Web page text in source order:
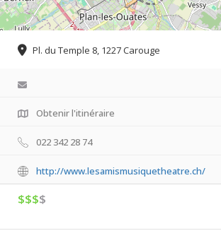
Pl. du Temple 8, 1227 Carouge
Obtenir l'itinéraire
022 342 28 74
http://www.lesamismusiquetheatre.ch/
$$$$